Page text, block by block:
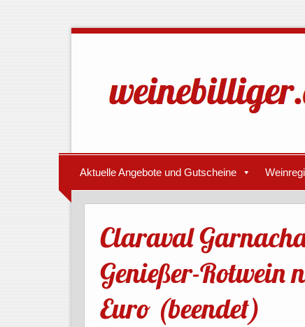
Aktuelle Angebote und Gutscheine
Claraval
Genießer-Rotwein
Euro (beendet)